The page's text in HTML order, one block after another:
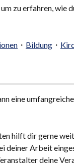
zu erfahren, wie
・ Bildung ・
eine
hilft dir gerne
deiner Arbeit
deine